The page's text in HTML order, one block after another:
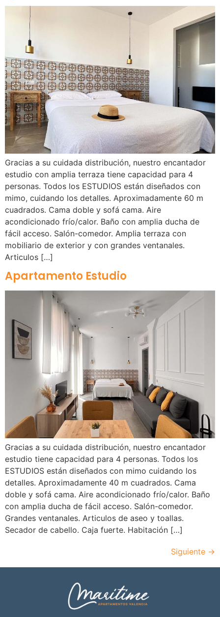
Gracias a su cuidada distribución, nuestro encantador
estudio con amplia terraza tiene capacidad para 4
personas. Todos los ESTUDIOS están diseñados con
mimo, cuidando los detalles. Aproximadamente 60 m
cuadrados. Cama doble y sofá cama. Aire
acondicionado frío/calor. Baño con amplia ducha de
fácil acceso. Salón-comedor. Amplia terraza con
mobiliario de exterior y con grandes ventanales.
Articulos […]
Apartamento Estudio
Gracias a su cuidada distribución, nuestro encantador
estudio tiene capacidad para 4 personas. Todos los
ESTUDIOS están diseñados con mimo cuidando los
detalles. Aproximadamente 40 m cuadrados. Cama
doble y sofá cama. Aire acondicionado frío/calor. Baño
con amplia ducha de fácil acceso. Salón-comedor.
Grandes ventanales. Articulos de aseo y toallas.
Secador de cabello. Caja fuerte. Habitación […]
Siguiente →